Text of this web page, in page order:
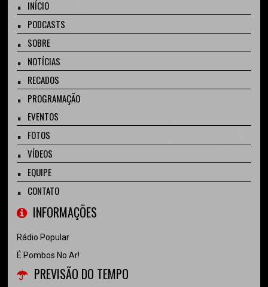
INÍCIO
PODCASTS
SOBRE
NOTÍCIAS
RECADOS
PROGRAMAÇÃO
EVENTOS
FOTOS
VÍDEOS
EQUIPE
CONTATO
INFORMAÇÕES
Rádio Popular
É Pombos No Ar!
PREVISÃO DO TEMPO